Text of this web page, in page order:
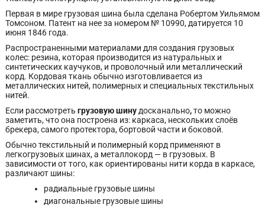
Первая в мире грузовая шина была сделана Робертом Уильямом
Томсоном. Патент на нее за номером № 10990, датируется 10
июня 1846 года.
Распространенными материалами для создания грузовых
колес: резина, которая производится из натуральных и
синтетических каучуков, и проволочный или металлический
корд. Кордовая ткань обычно изготовливается из
металлических нитей, полимерных и специальных текстильных
нитей.
Если рассмотреть грузовую шину досканально,то можно
заметить, что она построена из: каркаса, нескольких слоёв
брекера, самого протектора, бортовой части и боковой.
Обычно текстильный и полимерный корд применяют в
легкогрузовых шинах, а металлокорд — в грузовых. В
зависимости от того, как ориентированы нити корда в каркасе,
различают шины:
радиальные грузовые шины
диагональные грузовые шины